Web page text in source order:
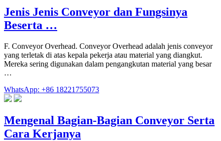
Jenis Jenis Conveyor dan Fungsinya
Beserta …
F. Conveyor Overhead. Conveyor Overhead adalah jenis conveyor
yang terletak di atas kepala pekerja atau material yang diangkut.
Mereka sering digunakan dalam pengangkutan material yang besar
…
WhatsApp: +86 18221755073
Mengenal Bagian-Bagian Conveyor Serta
Cara Kerjanya